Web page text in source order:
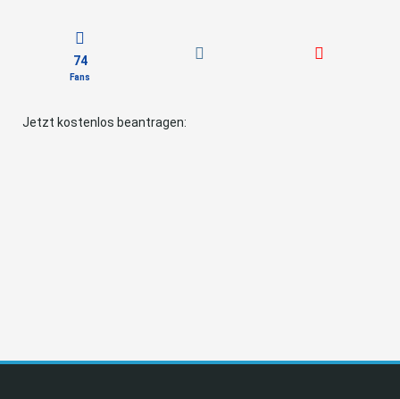
74
Fans
Jetzt kostenlos beantragen: